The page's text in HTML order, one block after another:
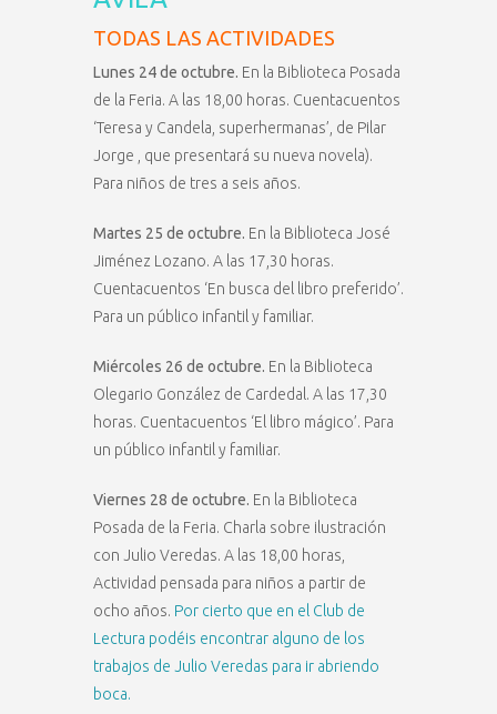
TODAS LAS ACTIVIDADES
Lunes 24 de octubre. En la Biblioteca Posada
de la Feria. A las 18,00 horas. Cuentacuentos
‘Teresa y Candela, superhermanas’, de Pilar
Jorge , que presentará su nueva novela).
Para niños de tres a seis años.
Martes 25 de octubre. En la Biblioteca José
Jiménez Lozano. A las 17,30 horas.
Cuentacuentos ‘En busca del libro preferido’.
Para un público infantil y familiar.
Miércoles 26 de octubre. En la Biblioteca
Olegario González de Cardedal. A las 17,30
horas. Cuentacuentos ‘El libro mágico’. Para
un público infantil y familiar.
Viernes 28 de octubre. En la Biblioteca
Posada de la Feria. Charla sobre ilustración
con Julio Veredas. A las 18,00 horas,
Actividad pensada para niños a partir de
ocho años. Por cierto que en el Club de
Lectura podéis encontrar alguno de los
trabajos de Julio Veredas para ir abriendo
boca.